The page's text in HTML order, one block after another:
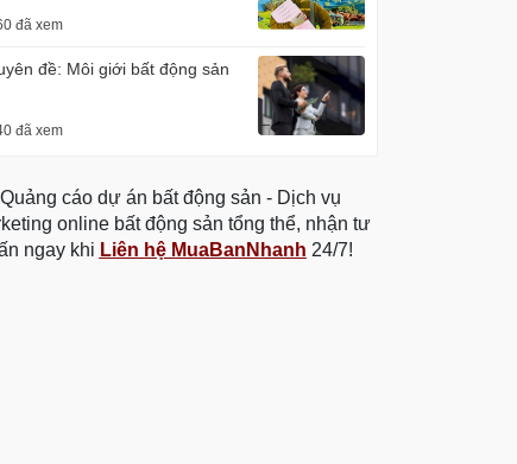
đã xem
đề: Môi giới bất động sản
đã xem
Quảng cáo dự án bất động sản - Dịch vụ
online bất động sản tổng thể, nhận tư
ngay khi Liên hệ MuaBanNhanh 24/7!